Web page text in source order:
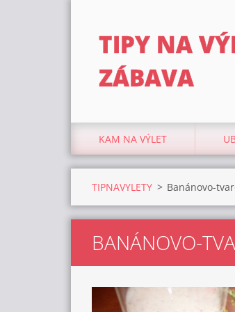
TIPY NA
ZÁBAVA
KAM NA VÝLET
TIPNAVYLETY > Banánovo-
BANÁNOVO-